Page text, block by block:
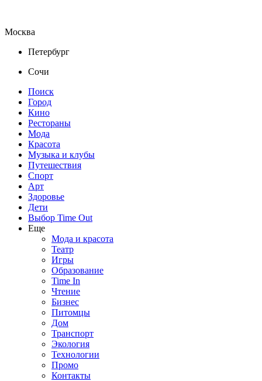
Москва
Петербург
Сочи
Поиск
Город
Кино
Рестораны
Мода
Красота
Музыка и клубы
Путешествия
Спорт
Арт
Здоровье
Дети
Выбор Time Out
Еще
Мода и красота
Театр
Игры
Образование
Time In
Чтение
Бизнес
Питомцы
Дом
Транспорт
Экология
Технологии
Промо
Контакты